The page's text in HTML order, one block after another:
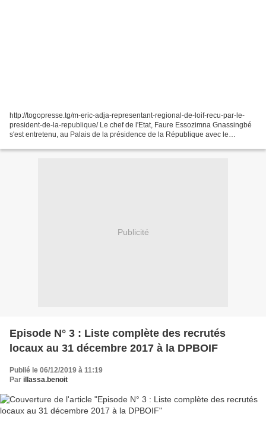
http://togopresse.tg/m-eric-adja-representant-regional-de-loif-recu-par-le-
president-de-la-republique/ Le chef de l'Etat, Faure Essozimna Gnassingbé
s'est entretenu, au Palais de la présidence de la République avec le
Publicité
Episode N° 3 : Liste complète des recrutés
locaux au 31 décembre 2017 à la DPBOIF
Publié le 06/12/2019 à 11:19
Par illassa.benoit